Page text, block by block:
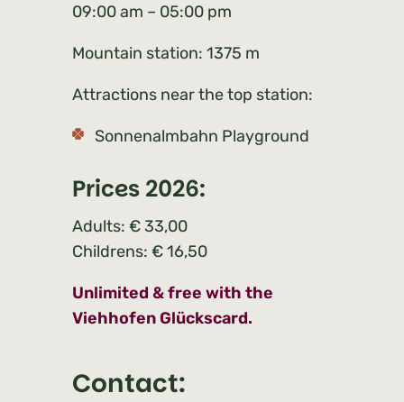
09:00 am – 05:00 pm
Mountain station: 1375 m
Attractions near the top station:
Sonnenalmbahn Playground
Prices 2026:
Adults: € 33,00
Childrens: € 16,50
Unlimited & free with the
Viehhofen Glückscard.
Contact: